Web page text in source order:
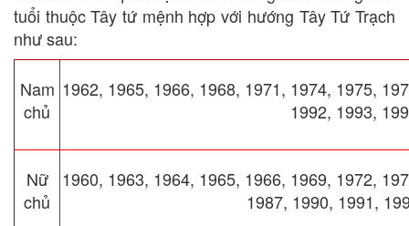
tuổi thuộc Tây tứ mệnh hợp với hướng Tây Tứ Trạch
như sau:
Nam
chủ
1962, 1965, 1966, 1968, 1971, 1974, 1975,
1992, 1993,
Nữ
chủ
1960, 1963, 1964, 1965, 1966, 1969, 1972,
1987, 1990, 1991,